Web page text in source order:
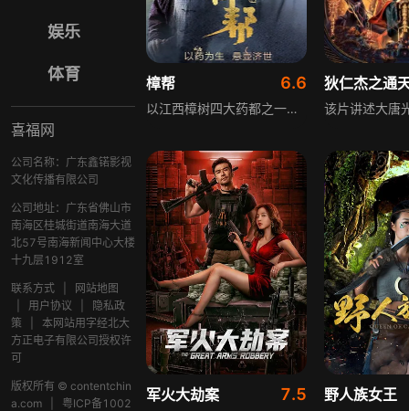
娱乐
体育
喜福网
公司名称：广东鑫锘影视
文化传播有限公司
公司地址：广东省佛山市
南海区桂城街道南海大道
北57号南海新闻中心大楼
十九层1912室
联系方式
网站地图
用户协议
隐私政
策
本网站用字经北大
方正电子有限公司授权许
可
版权所有 © contentchin
a.com
粤ICP备1002
樟帮 6.6
以江西樟树四大药都之一为背景的历史剧情片，讲述清末民初樟帮帮主秦禾君因秘密会议被叛徒出卖牺牲，十五年后其子秦玉栋回镇寻仇，层层剥茧找出杀父仇人虞万之，破获其假药阴谋，却因恋人是仇人之女陷入爱恨抉择，展现樟帮传承与家国情怀。
狄仁杰之通
军火大劫案 7.5 野人族女王